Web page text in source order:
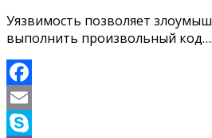
Уязвимость позволяет
выполнить произвольный код….
Facebook
Email